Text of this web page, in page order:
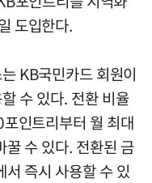
도입한다.
KB국민카드 회원이
수 있다. 전환 비율
인트리부터 월 최대
수 있다. 전환된 금
서 즉시 사용할 수 있